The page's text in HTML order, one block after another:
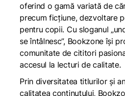
oferind o gamă variată de
precum ficțiune, dezvoltare
pentru copii. Cu sloganul
se întâlnesc”, Bookzone își
comunitate de cititori
accesul la lecturi de calitate.
Prin diversitatea titlurilor și
calitatea conținutului,